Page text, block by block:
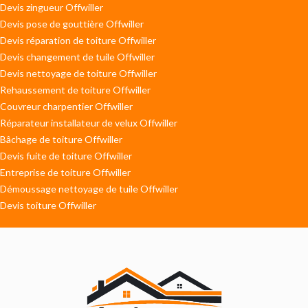
Devis zingueur Offwiller
Devis pose de gouttière Offwiller
Devis réparation de toiture Offwiller
Devis changement de tuile Offwiller
Devis nettoyage de toiture Offwiller
Rehaussement de toiture Offwiller
Couvreur charpentier Offwiller
Réparateur installateur de velux Offwiller
Bâchage de toiture Offwiller
Devis fuite de toiture Offwiller
Entreprise de toiture Offwiller
Démoussage nettoyage de tuile Offwiller
Devis toiture Offwiller